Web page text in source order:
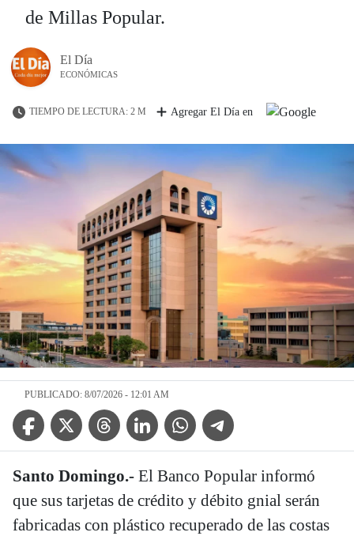
de Millas Popular.
El Día
ECONÓMICAS
TIEMPO DE LECTURA: 2 M Agregar El Día en
PUBLICADO: 8/07/2026 - 12:01 AM
Facebook IconTwitter IconThreads IconLinkedin IconWhatsApp IconTelegram Icon
Santo Domingo.- El Banco Popular informó
que sus tarjetas de crédito y débito gnial serán
fabricadas con plástico recuperado de las costas